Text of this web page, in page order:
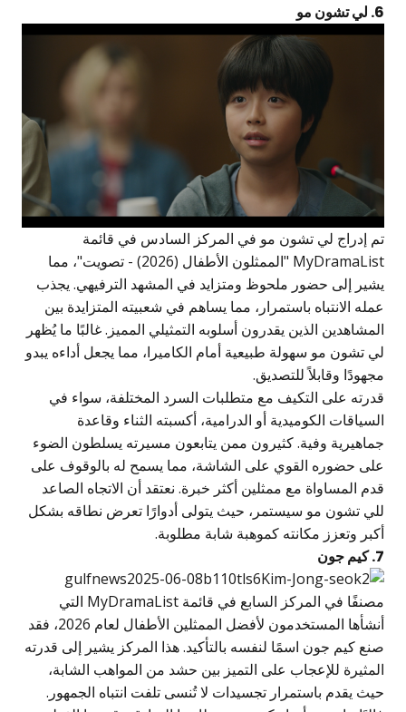
إدراج لي تشون مو في المركز السادس في قائمة
MyDramaList "الممثلون الأطفال (2026) - تصويت"، مما
إلى حضور ملحوظ ومتزايد في المشهد الترفيهي. يجذب
الانتباه باستمرار، مما يساهم في شعبيته المتزايدة بين
الذين يقدرون أسلوبه التمثيلي المميز. غالبًا ما يُظهر
تشون مو سهولة طبيعية أمام الكاميرا، مما يجعل أداءه يبدو
وقابلاً للتصديق.
على التكيف مع متطلبات السرد المختلفة، سواء في
الكوميدية أو الدرامية، أكسبته الثناء وقاعدة
وفية. كثيرون ممن يتابعون مسيرته يسلطون الضوء
حضوره القوي على الشاشة، مما يسمح له بالوقوف على
المساواة مع ممثلين أكثر خبرة. نعتقد أن الاتجاه الصاعد
تشون مو سيستمر، حيث يتولى أدوارًا تعرض نطاقه بشكل
وتعزز مكانته كموهبة شابة مطلوبة.
مصنفًا في المركز السابع في قائمة MyDramaList التي
أنشأها المستخدمون لأفضل الممثلين الأطفال لعام 2026، فقد
كيم جون اسمًا لنفسه بالتأكيد. هذا المركز يشير إلى قدرته
للإعجاب على التميز بين حشد من المواهب الشابة،
يقدم باستمرار تجسيدات لا تُنسى تلفت انتباه الجمهور.